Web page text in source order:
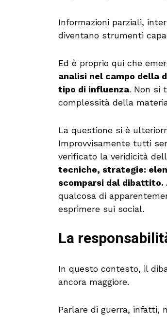
Informazioni parziali,
diventano strumenti
Ed è proprio qui che
analisi nel campo della
tipo di influenza. Non si
complessità della
La questione si è
Improvvisamente tutti
verificato la veridicità
tecniche, strategie:
scomparsi dal dibattito.
qualcosa di
esprimere sui social.
La
In questo contesto, il
ancora maggiore.
Parlare di guerra, infatti,